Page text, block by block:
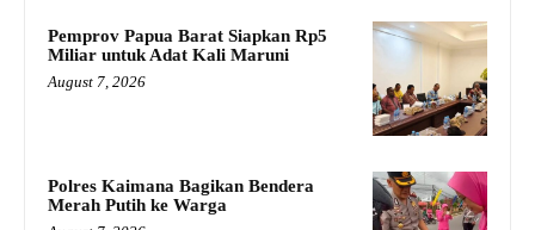
Pemprov Papua Barat Siapkan Rp5
Miliar untuk Adat Kali Maruni
August 7, 2026
Polres Kaimana Bagikan Bendera
Merah Putih ke Warga